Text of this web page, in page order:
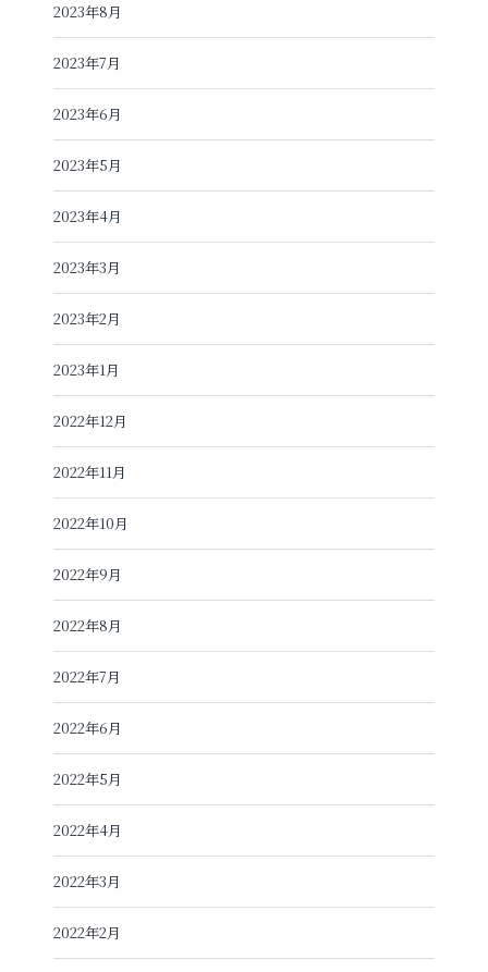
2023年8月
2023年7月
2023年6月
2023年5月
2023年4月
2023年3月
2023年2月
2023年1月
2022年12月
2022年11月
2022年10月
2022年9月
2022年8月
2022年7月
2022年6月
2022年5月
2022年4月
2022年3月
2022年2月